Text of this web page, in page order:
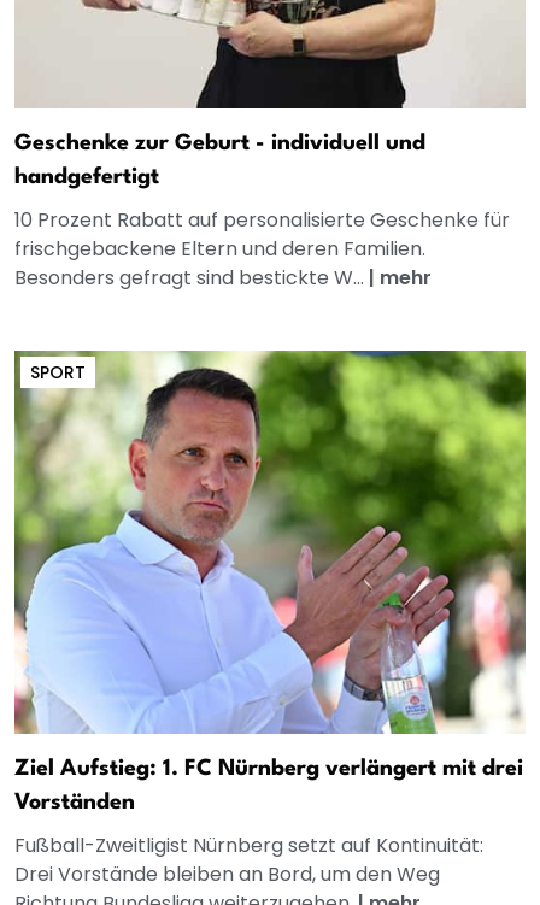
Geschenke zur Geburt - individuell und
handgefertigt
10 Prozent Rabatt auf personalisierte Geschenke für
frischgebackene Eltern und deren Familien.
Besonders gefragt sind bestickte W... | mehr
SPORT
Ziel Aufstieg: 1. FC Nürnberg verlängert mit drei
Vorständen
Fußball-Zweitligist Nürnberg setzt auf Kontinuität:
Drei Vorstände bleiben an Bord, um den Weg